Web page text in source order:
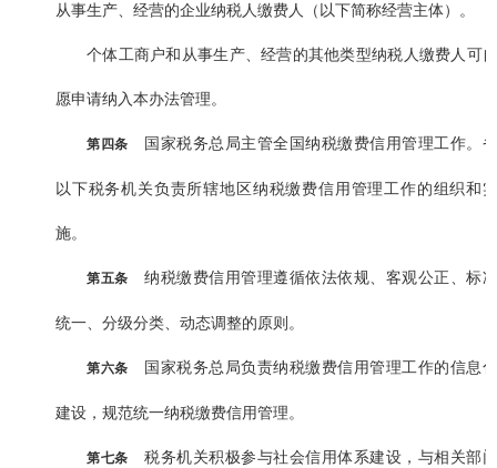
从事生产、经营的企业纳税人缴费人（以下简称经营主体）。
个体工商户和从事生产、经营的其他类型纳税人缴费人可自
愿申请纳入本办法管理。
第四条 国家税务总局主管全国纳税缴费信用管理工作。
以下税务机关负责所辖地区纳税缴费信用管理工作的组织和实
施。
第五条 纳税缴费信用管理遵循依法依规、客观公正、标
统一、分级分类、动态调整的原则。
第六条 国家税务总局负责纳税缴费信用管理工作的信息
建设，规范统一纳税缴费信用管理。
第七条 税务机关积极参与社会信用体系建设，与相关部